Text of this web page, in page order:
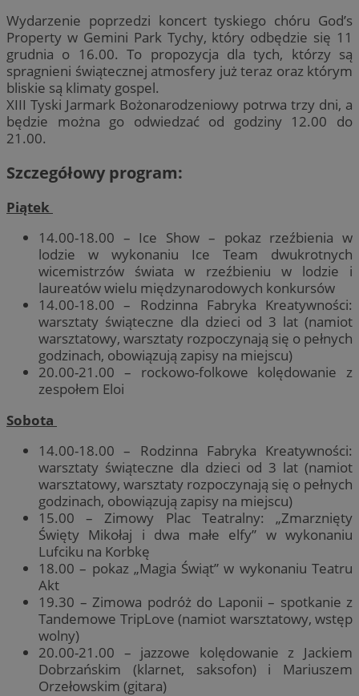
Wydarzenie poprzedzi koncert tyskiego chóru God’s
Property w Gemini Park Tychy, który odbędzie się 11
grudnia o 16.00. To propozycja dla tych, którzy są
spragnieni świątecznej atmosfery już teraz oraz którym
bliskie są klimaty gospel.
XIII Tyski Jarmark Bożonarodzeniowy potrwa trzy dni, a
będzie można go odwiedzać od godziny 12.00 do
21.00.
Szczegółowy program:
Piątek
14.00-18.00 – Ice Show – pokaz rzeźbienia w
lodzie w wykonaniu Ice Team dwukrotnych
wicemistrzów świata w rzeźbieniu w lodzie i
laureatów wielu międzynarodowych konkursów
14.00-18.00 – Rodzinna Fabryka Kreatywności:
warsztaty świąteczne dla dzieci od 3 lat (namiot
warsztatowy, warsztaty rozpoczynają się o pełnych
godzinach, obowiązują zapisy na miejscu)
20.00-21.00 – rockowo-folkowe kolędowanie z
zespołem Eloi
Sobota
14.00-18.00 – Rodzinna Fabryka Kreatywności:
warsztaty świąteczne dla dzieci od 3 lat (namiot
warsztatowy, warsztaty rozpoczynają się o pełnych
godzinach, obowiązują zapisy na miejscu)
15.00 – Zimowy Plac Teatralny: „Zmarznięty
Święty Mikołaj i dwa małe elfy” w wykonaniu
Lufciku na Korbkę
18.00 – pokaz „Magia Świąt” w wykonaniu Teatru
Akt
19.30 – Zimowa podróż do Laponii – spotkanie z
Tandemowe TripLove (namiot warsztatowy, wstęp
wolny)
20.00-21.00 – jazzowe kolędowanie z Jackiem
Dobrzańskim (klarnet, saksofon) i Mariuszem
Orzełowskim (gitara)